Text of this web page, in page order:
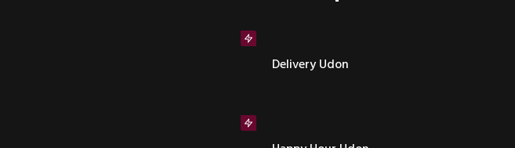
Delivery Udon